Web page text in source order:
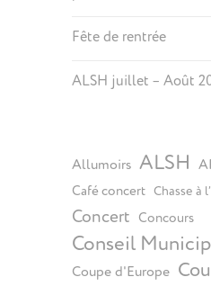
Fête de rentrée
ALSH juillet – Août
Allumoirs ALSH
Café concert Chasse à
Concert Concours
Conseil
Coupe d'Europe